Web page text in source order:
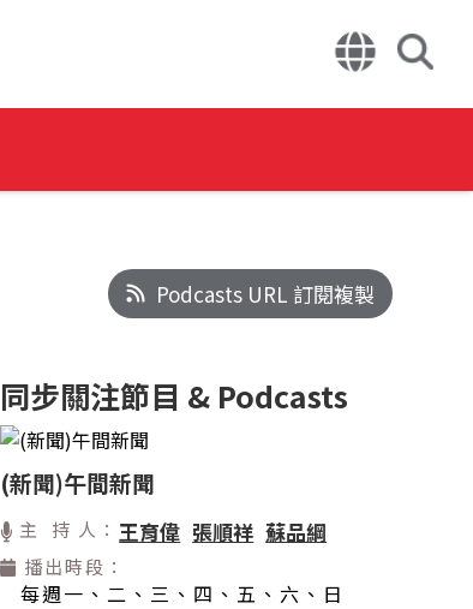
Podcasts URL 訂閱複製
同步關注節目 & Podcasts
(新聞)午間新聞
主 持 人： 王育偉 張順祥 蘇品綱
播出時段：
每週一、二、三、四、五、六、日